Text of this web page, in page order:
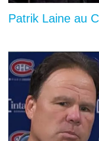
Patrik Laine au